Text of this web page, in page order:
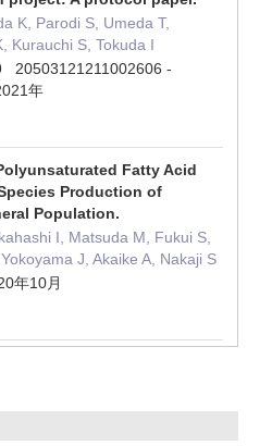
K, Parodi S, Umeda T,
Kurauchi S, Tokuda I
20503121211002606 -
年
Fatty Acid
Production of
Population.
I, Matsuda M, Fukui S,
J, Akaike A, Nakaji S
年10月